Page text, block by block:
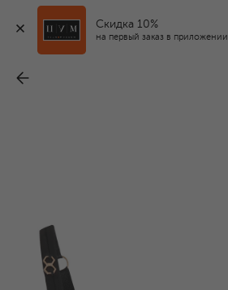
Скидка 10%
на первый заказ в приложении